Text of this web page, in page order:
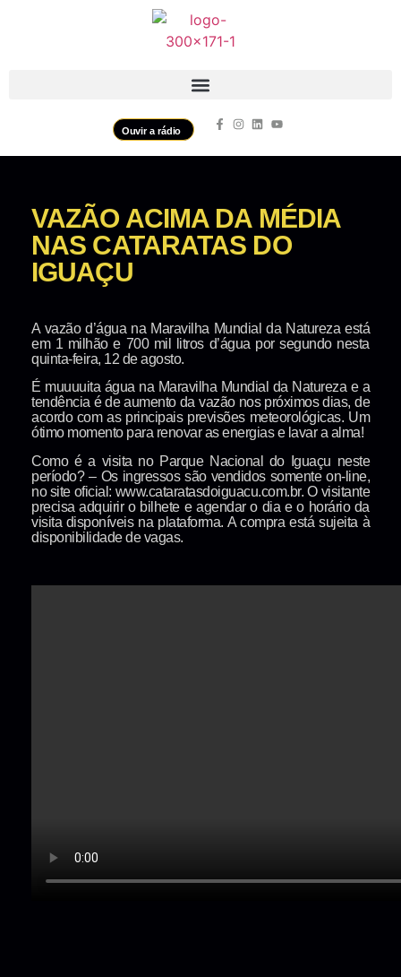
Ouvir a rádio
VAZÃO ACIMA DA MÉDIA
NAS CATARATAS DO
IGUAÇU
A vazão d’água na Maravilha Mundial da Natureza está
em 1 milhão e 700 mil litros d’água por segundo nesta
quinta-feira, 12 de agosto.
É muuuuita água na Maravilha Mundial da Natureza e a
tendência é de aumento da vazão nos próximos dias, de
acordo com as principais previsões meteorológicas. Um
ótimo momento para renovar as energias e lavar a alma!
Como é a visita no Parque Nacional do Iguaçu neste
período? – Os ingressos são vendidos somente on-line,
no site oficial: www.cataratasdoiguacu.com.br. O visitante
precisa adquirir o bilhete e agendar o dia e o horário da
visita disponíveis na plataforma. A compra está sujeita à
disponibilidade de vagas.